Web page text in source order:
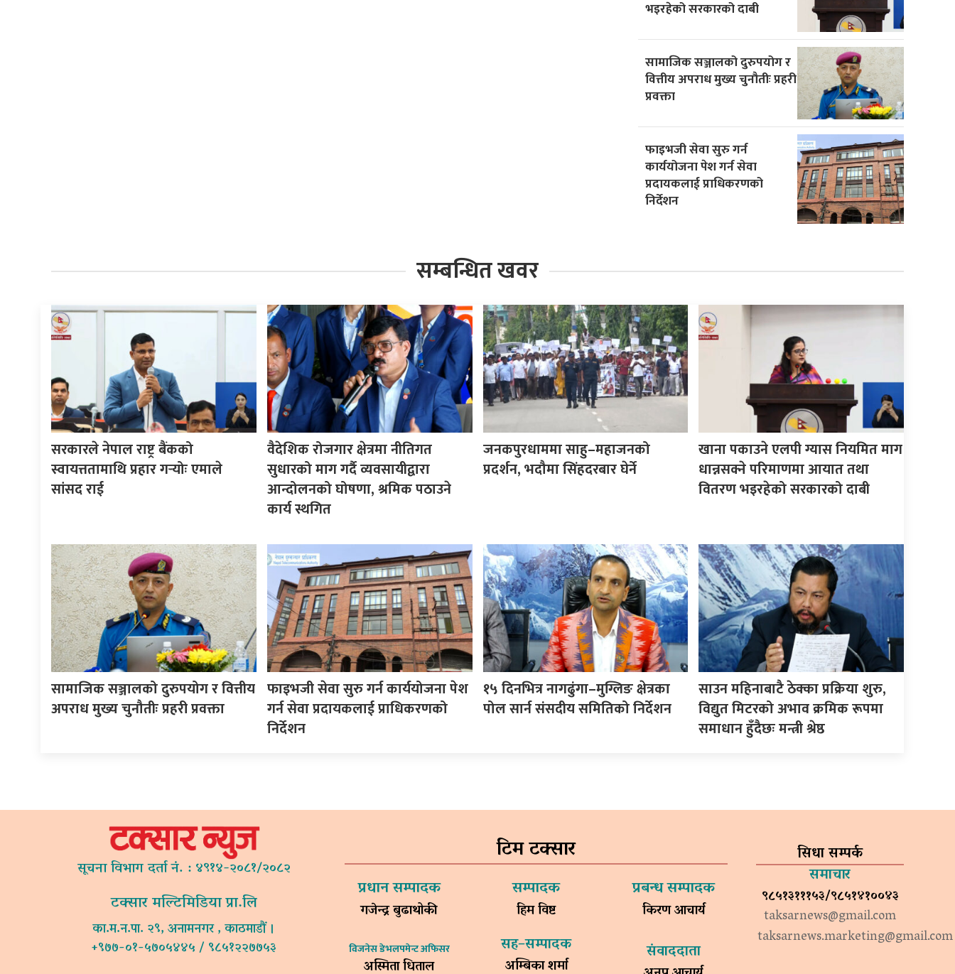
भइरहेको सरकारको दाबी
सामाजिक सञ्जालको दुरुपयोग र
वित्तीय अपराध मुख्य चुनौतीः प्रहरी
प्रवक्ता
फाइभजी सेवा सुरु गर्न
कार्ययोजना पेश गर्न सेवा
प्रदायकलाई प्राधिकरणको
निर्देशन
सम्बन्धित खवर
सरकारले नेपाल राष्ट्र बैंकको
स्वायत्ततामाथि प्रहार गर्‍योः एमाले
सांसद राई
वैदेशिक रोजगार क्षेत्रमा नीतिगत
सुधारको माग गर्दै व्यवसायीद्वारा
आन्दोलनको घोषणा, श्रमिक पठाउने
कार्य स्थगित
जनकपुरधाममा साहु–महाजनको
प्रदर्शन, भदौमा सिंहदरबार घेर्ने
खाना पकाउने एलपी ग्यास नियमित माग
धान्नसक्ने परिमाणमा आयात तथा
वितरण भइरहेको सरकारको दाबी
सामाजिक सञ्जालको दुरुपयोग र वित्तीय
अपराध मुख्य चुनौतीः प्रहरी प्रवक्ता
फाइभजी सेवा सुरु गर्न कार्ययोजना पेश
गर्न सेवा प्रदायकलाई प्राधिकरणको
निर्देशन
१५ दिनभित्र नागढुंगा–मुग्लिङ क्षेत्रका
पोल सार्न संसदीय समितिको निर्देशन
साउन महिनाबाटै ठेक्का प्रक्रिया शुरु,
विद्युत मिटरको अभाव क्रमिक रूपमा
समाधान हुँदैछः मन्त्री श्रेष्ठ
सूचना विभाग दर्ता नं. : ४९१४-२०८१/२०८२
टक्सार मल्टिमिडिया प्रा.लि
का.म.न.पा. २९, अनामनगर , काठमाडौं ।
+९७७-०१-५७०५४४५ / ९८५१२२७७५३
टिम टक्सार
प्रधान सम्पादक
गजेन्द्र बुढाथोकी
सम्पादक
हिम विष्ट
प्रबन्ध सम्पादक
किरण आचार्य
विजनेस डेभलपमेन्ट अफिसर
अस्मिता धिताल
सह–सम्पादक
अम्बिका शर्मा
संवाददाता
सिधा सम्पर्क
समाचार
९८५१३१११५३/९८५१४१००४३
taksarnews@gmail.com
taksarnews.marketing@gmail.com